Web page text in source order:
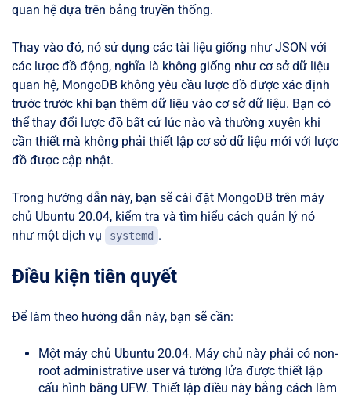
quan hệ dựa trên bảng truyền thống.
Thay vào đó, nó sử dụng các tài liệu giống như JSON với
các lược đồ động, nghĩa là không giống như cơ sở dữ liệu
quan hệ, MongoDB không yêu cầu lược đồ được xác định
trước trước khi bạn thêm dữ liệu vào cơ sở dữ liệu. Bạn có
thể thay đổi lược đồ bất cứ lúc nào và thường xuyên khi
cần thiết mà không phải thiết lập cơ sở dữ liệu mới với lược
đồ được cập nhật.
Trong hướng dẫn này, bạn sẽ cài đặt MongoDB trên máy
chủ Ubuntu 20.04, kiểm tra và tìm hiểu cách quản lý nó
như một dịch vụ
systemd .
Điều kiện tiên quyết
Để làm theo hướng dẫn này, bạn sẽ cần:
Một máy chủ Ubuntu 20.04. Máy chủ này phải có non-
root administrative user và tường lửa được thiết lập
cấu hình bằng UFW. Thiết lập điều này bằng cách làm